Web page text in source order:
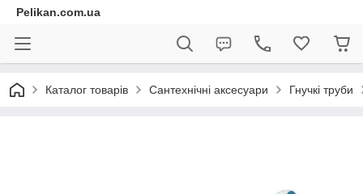
Pelikan.com.ua
Каталог товарів Сантехнічні аксесуари Гнучкі труби